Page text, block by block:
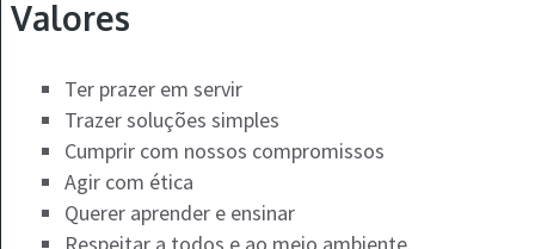
Valores
Ter prazer em servir
Trazer soluções simples
Cumprir com nossos compromissos
Agir com ética
Querer aprender e ensinar